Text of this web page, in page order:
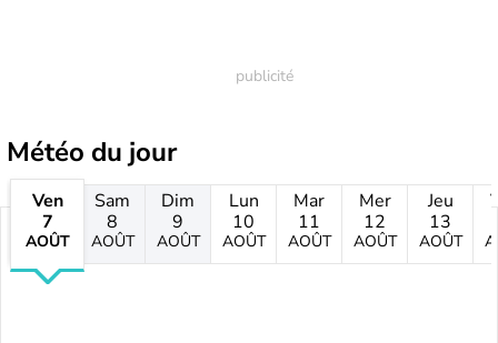
Météo du jour
Ven
7
AOÛT
Sam
8
AOÛT
Dim
9
AOÛT
Lun
10
AOÛT
Mar
11
AOÛT
Mer
12
AOÛT
Jeu
13
AOÛT